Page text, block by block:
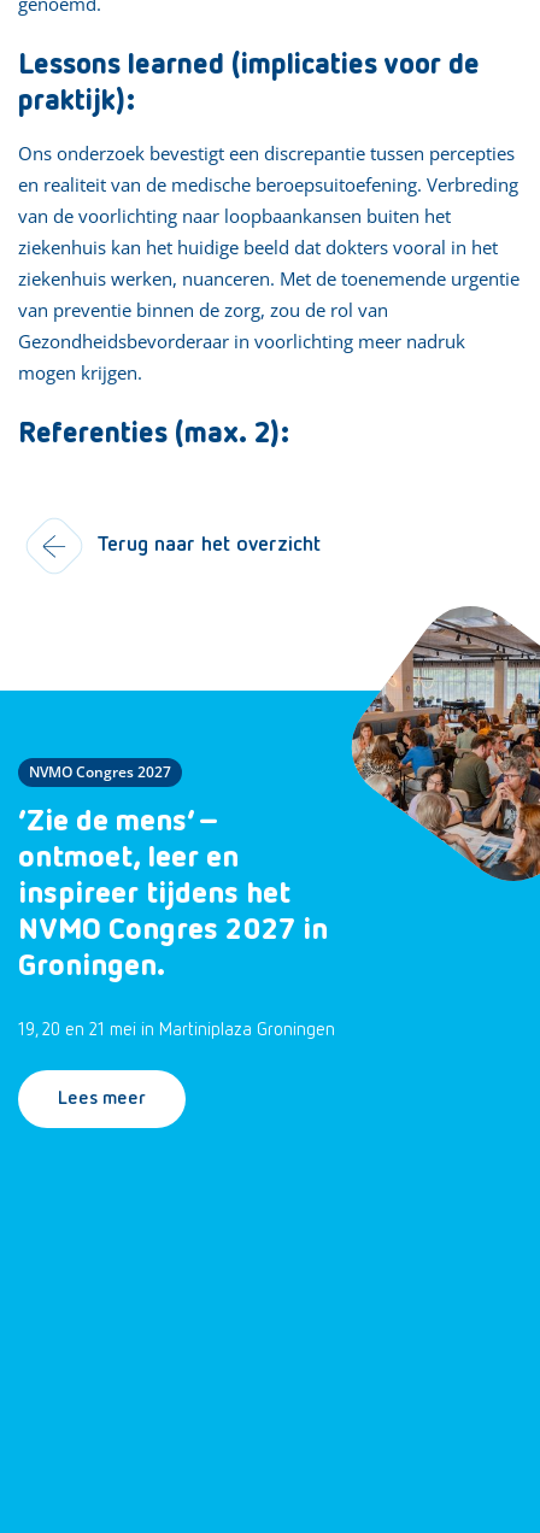
Lessons learned (implicaties voor de
praktijk):
Ons onderzoek bevestigt een discrepantie tussen percepties
en realiteit van de medische beroepsuitoefening. Verbreding
van de voorlichting naar loopbaankansen buiten het
ziekenhuis kan het huidige beeld dat dokters vooral in het
ziekenhuis werken, nuanceren. Met de toenemende urgentie
van preventie binnen de zorg, zou de rol van
Gezondheidsbevorderaar in voorlichting meer nadruk
mogen krijgen.
Referenties (max. 2):
Terug naar het overzicht
NVMO Congres 2027
‘Zie de mens’ –
ontmoet, leer en
inspireer tijdens het
NVMO Congres 2027 in
Groningen.
19, 20 en 21 mei in Martiniplaza Groningen
Lees meer